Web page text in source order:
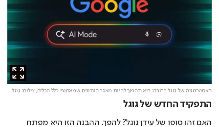
האסטרטגיה של גוגל ברורה: היא תהפוך להיות מאגר הנתונים שמאחורי כלל הכלים,צילום: גוגל
התפקיד החדש של גוגל